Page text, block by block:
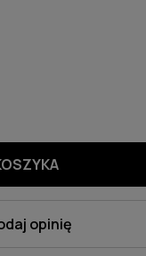
opinię